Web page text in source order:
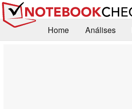
Home Análises